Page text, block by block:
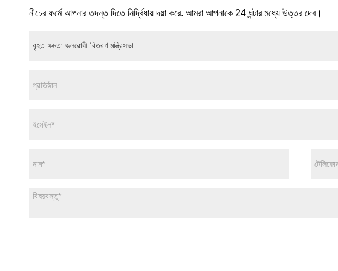
নীচের ফর্মে আপনার তদন্ত দিতে নির্দ্বিধায় দয়া করে. আমরা আপনাকে 24 ঘন্টার মধ্যে উত্তর দেব।